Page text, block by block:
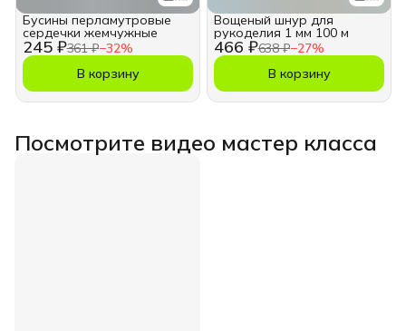
245 ₽361 ₽−32%
Бусины перламутровые
сердечки жемчужные
В корзину
466 ₽638 ₽−27%
Вощеный шнур для
рукоделия 1 мм 100 м
В корзину
Посмотрите видео мастер класса